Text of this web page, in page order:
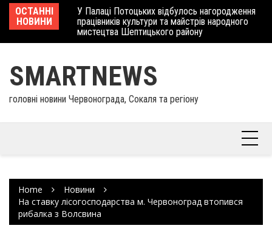
Skip
content
ОСТАННІ
НОВИНИ
У Палаці Потоцьких відбулось нагородження
працівників культури та майстрів народного
мистецтва Шептицького району
SMARTNEWS
головні новини Червонограда, Сокаля та регіону
Home
Новини
На ставку лісогосподарства м. Червоноград втопився
рибалка з Волсвина